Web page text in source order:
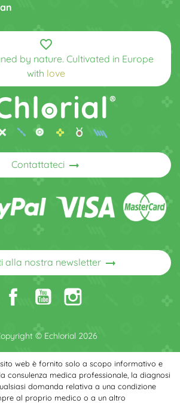
favorite_border
by nature. Cultivated in Europe
with love
Contattateci arrow_right_alt
alla nostra newsletter arrow_right_alt
© Echlorial 2026
web è fornito solo a scopo informativo e
consulenza medica professionale, la diagnosi
domanda relativa a una condizione
al proprio medico o a un altro